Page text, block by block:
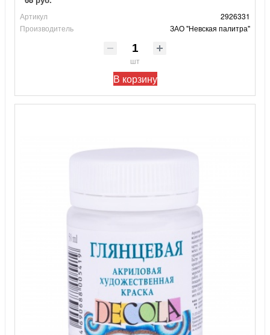
Артикул
2926331
Производитель
ЗАО "Невская палитра"
шт
В корзину